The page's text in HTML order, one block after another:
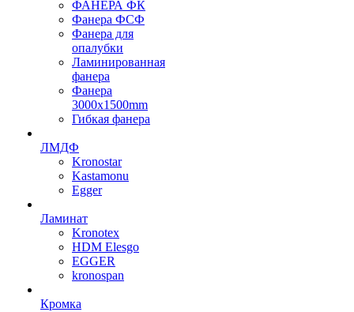
ФАНЕРА ФК
Фанера ФСФ
Фанера для
опалубки
Ламинированная
фанера
Фанера
3000х1500mm
Гибкая фанера
ЛМДФ
Kronostar
Kastamonu
Egger
Ламинат
Kronotex
HDM Elesgo
EGGER
kronospan
Кромка